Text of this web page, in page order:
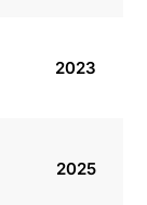
2023
2025